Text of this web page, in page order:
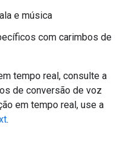
e música
com carimbos de
tempo real, consulte a
de conversão de voz
em tempo real, use a
.